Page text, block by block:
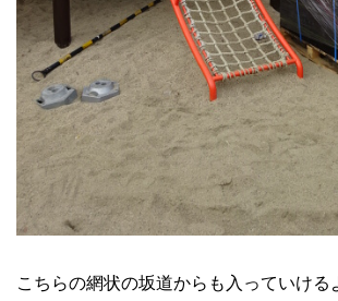
こちらの網状の坂道からも入っていける